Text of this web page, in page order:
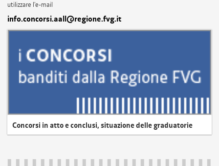
utilizzare l'e-mail
info.concorsi.aall@regione.fvg.it
Concorsi in atto e conclusi, situazione delle graduatorie